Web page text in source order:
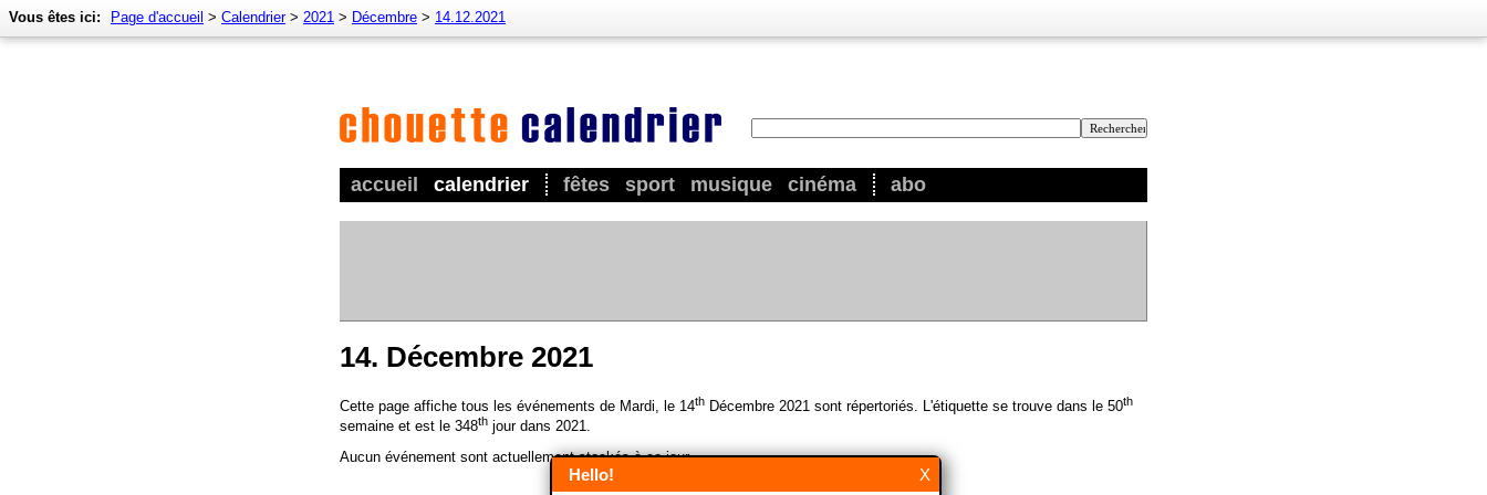
accueil calendrier fêtes sport musique cinéma abo
Vous êtes ici: Page d'accueil > Calendrier> 2021 > Décembre > 14.12.2021
14. Décembre 2021
Cette page affiche tous les événements de Mardi, le 14th Décembre 2021 sont répertoriés. L'étiquette se trouve dans le 50th
semaine et est le 348th jour dans 2021.
Aucun événement sont actuellement stockés à ce jour.
X
Hello!